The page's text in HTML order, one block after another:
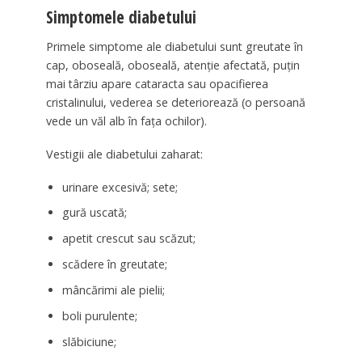
Simptomele diabetului
Primele simptome ale diabetului sunt greutate în
cap, oboseală, oboseală, atenție afectată, puțin
mai târziu apare cataracta sau opacifierea
cristalinului, vederea se deteriorează (o persoană
vede un văl alb în fața ochilor).
Vestigii ale diabetului zaharat:
urinare excesivă; sete;
gură uscată;
apetit crescut sau scăzut;
scădere în greutate;
mâncărimi ale pielii;
boli purulente;
slăbiciune;